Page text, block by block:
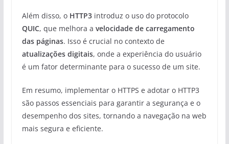
Além disso, o HTTP3introduz o uso do protocolo
QUIC, que melhora a velocidade de carregamento
das páginas. Isso é crucial no contexto de
atualizações digitais, onde a experiência do usuário
é um fator determinante para o sucesso de um site.
Em resumo, implementar o HTTPS e adotar o HTTP3
são passos essenciais para garantir a segurança e o
desempenho dos sites, tornando a navegação na web
mais segura e eficiente.